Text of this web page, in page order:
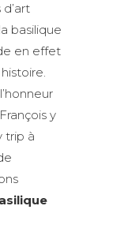
basilique
en effet
y
trip à